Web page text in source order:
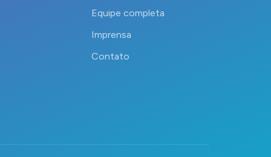
Equipe completa
Imprensa
Contato